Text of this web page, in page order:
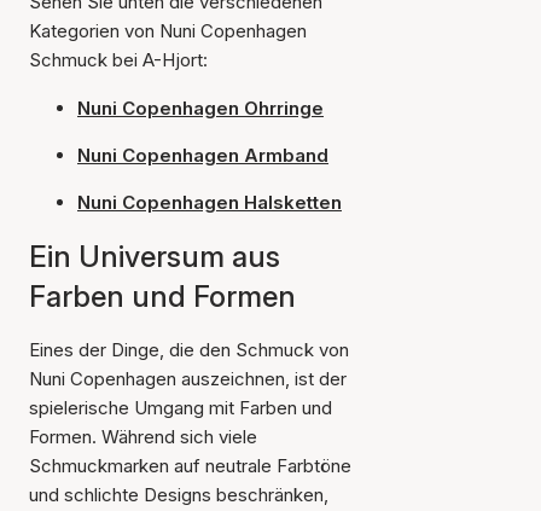
Kategorien von Nuni Copenhagen
Schmuck bei A-Hjort:
Nuni Copenhagen Ohrringe
Nuni Copenhagen Armband
Nuni Copenhagen Halsketten
Ein Universum aus
Farben und Formen
Eines der Dinge, die den Schmuck von
Nuni Copenhagen auszeichnen, ist der
spielerische Umgang mit Farben und
Formen. Während sich viele
Schmuckmarken auf neutrale Farbtöne
und schlichte Designs beschränken,